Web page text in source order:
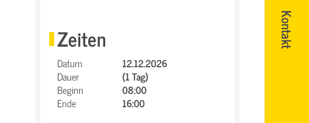
Kontakt
Zeiten
Datum
12.12.2026
Dauer
(1 Tag)
Beginn
08:00
Ende
16:00